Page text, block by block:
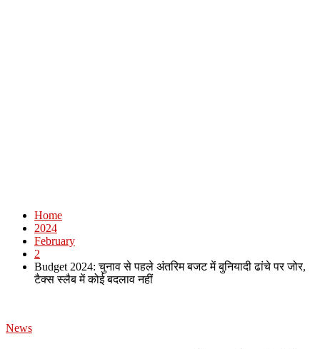
Home
2024
February
2
Budget 2024: चुनाव से पहले अंतरिम बजट में बुनियादी ढांचे पर जोर,
टैक्स स्लैब में कोई बदलाव नहीं
News